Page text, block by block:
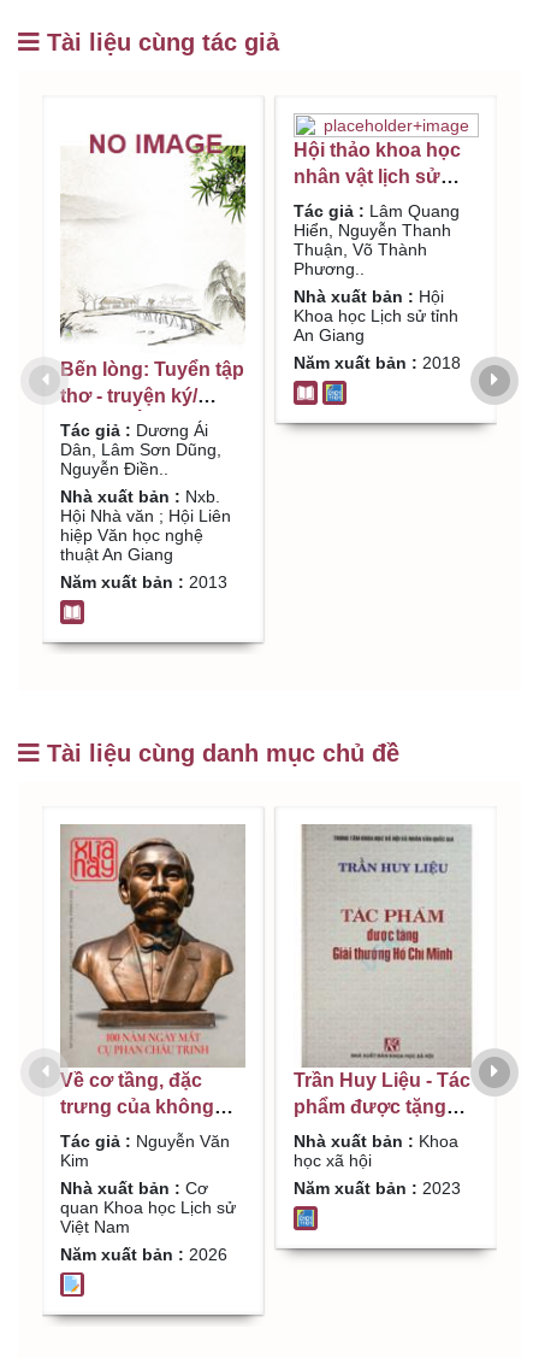
Tài liệu cùng tác giả
Bến lòng: Tuyển tập
thơ - truyện ký/
Dương Ái Dân, Lâm
Sơn Dũng, Nguyễn
Điền..
Tác giả : Dương Ái
Dân, Lâm Sơn Dũng,
Nguyễn Điền..
Nhà xuất bản : Nxb.
Hội Nhà văn ; Hội Liên
hiệp Văn học nghệ
thuật An Giang
Năm xuất bản : 2013
Hội thảo khoa học
nhân vật lịch sử
Chánh phó vệ thủy
Đỗ Đăng Tào và Lê
Văn Sanh thời nhà
Nguyễn / Lâm
Quang Hiển,
Nguyễn Thanh
Thuận, Võ Thành
Phương..
Tác giả : Lâm Quang
Hiển, Nguyễn Thanh
Thuận, Võ Thành
Phương..
Nhà xuất bản : Hội
Khoa học Lịch sử tỉnh
An Giang
Năm xuất bản : 2018
Tài liệu cùng danh mục chủ đề
Về cơ tầng, đặc
trưng của không
gian văn hóa Hạ
Long / Nguyễn Văn
Kim
Tác giả : Nguyễn Văn
Kim
Nhà xuất bản : Cơ
quan Khoa học Lịch sử
Việt Nam
Năm xuất bản : 2026
Trần Huy Liệu - Tác
phẩm được tặng
giải thưởng Hồ Chí
Minh
Nhà xuất bản : Khoa
học xã hội
Năm xuất bản : 2023